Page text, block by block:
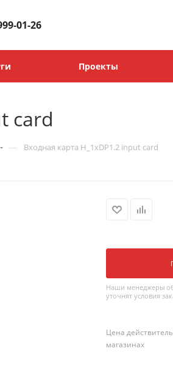
01-26
Проекты
card
— Входная карта H_1xDP1.2 input card
Наши менеджеры
уточнят условия
Цена
магазинах